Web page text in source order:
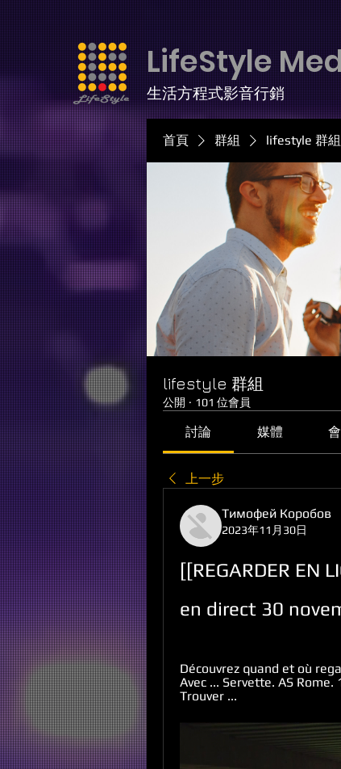
LifeStyle
生活方程式影音行銷
首頁 群組 lifestyle 群組
lifestyle 群組
公開 · 101 位會員
討論 媒體
上一步
Тимофей Коробов
2023年11月30日
[[REGARDER EN
en direct 30
Découvrez quand et où
Avec ... Servette. AS
Trouver ...